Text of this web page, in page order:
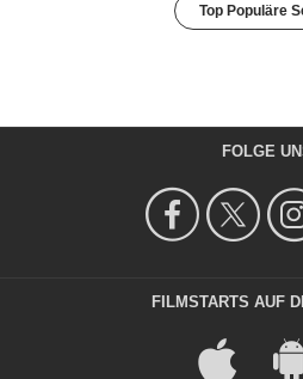
Top Populäre
FOLGE
FILMSTARTS AUF